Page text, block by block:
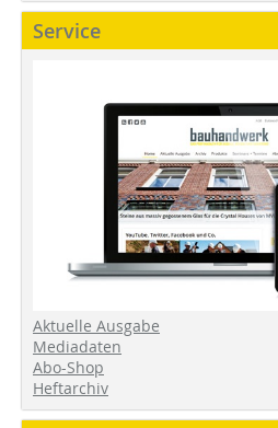
Service
Aktuelle Ausgabe
Mediadaten
Abo-Shop
Heftarchiv